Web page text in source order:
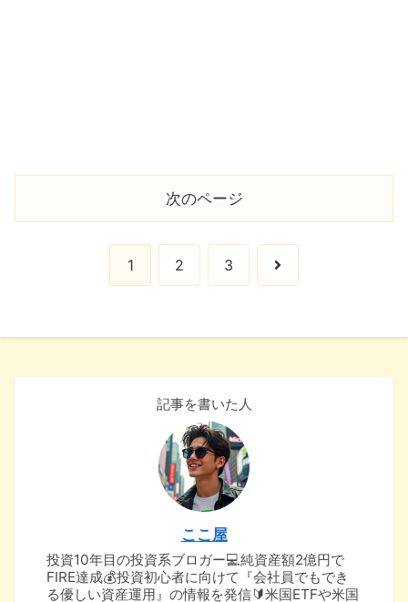
次のページ
1 2 3 次
記事を書いた人
ここ屋
投資10年目の投資系ブロガー💻純資産額2億円で
FIRE達成💰投資初心者に向けて『会社員でもでき
る優しい資産運用』の情報を発信🔰米国ETFや米国